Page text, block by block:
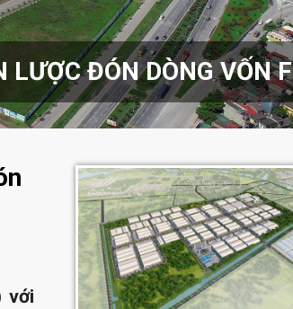
ĐÓN DÒNG VỐN
với